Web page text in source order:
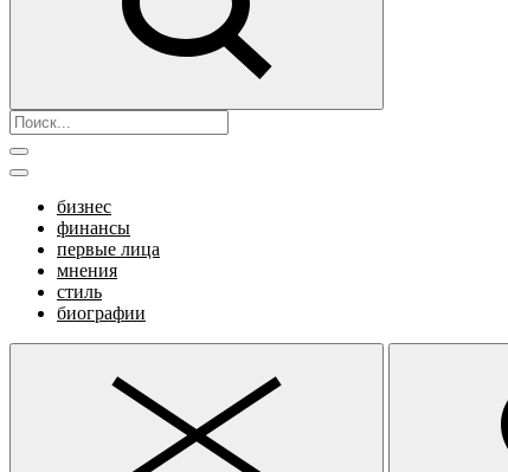
бизнес
финансы
первые лица
мнения
стиль
биографии